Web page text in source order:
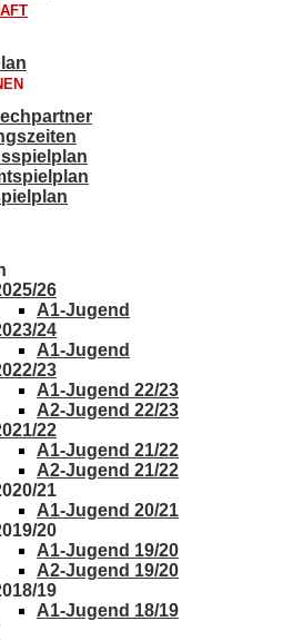
26
A1-Jugend
24
A1-Jugend
23
A1-Jugend 22/23
A2-Jugend 22/23
22
A1-Jugend 21/22
A2-Jugend 21/22
21
A1-Jugend 20/21
20
A1-Jugend 19/20
A2-Jugend 19/20
19
A1-Jugend 18/19